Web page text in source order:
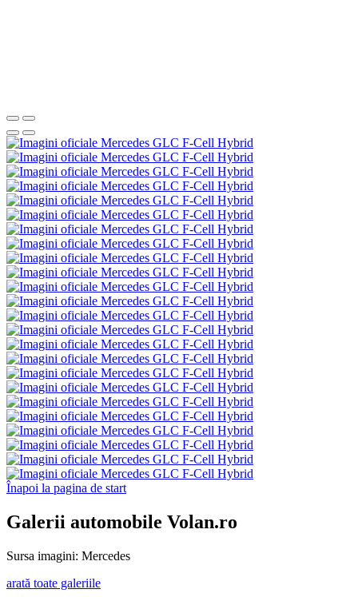
Înapoi la pagina de start
Galerii automobile Volan.ro
Sursa imagini: Mercedes
arată toate galeriile